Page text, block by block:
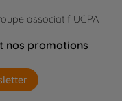
associatif UCPA
nos promotions